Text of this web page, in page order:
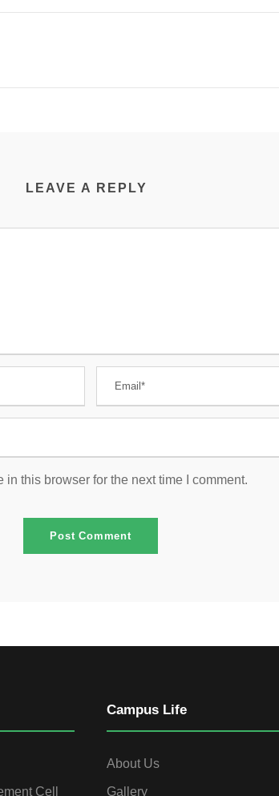
LEAVE A REPLY
this browser for the next time I comment.
Cell
Campus Life
About Us
Gallery